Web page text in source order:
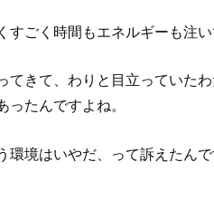
すごく時間もエネルギーも注
てきて、わりと目立っていた
たんですよね。
境はいやだ、って訴えたんで